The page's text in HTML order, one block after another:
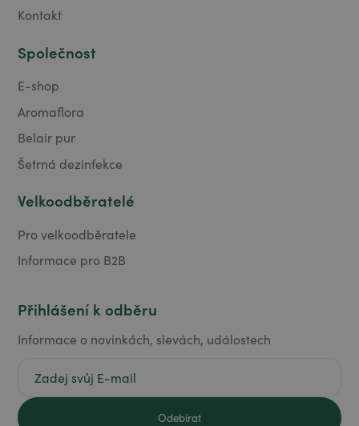
Kontakt
Společnost
E-shop
Aromaflora
Belair pur
Šetrná dezinfekce
Velkoodběratelé
Pro velkoodběratele
Informace pro B2B
Přihlášení k odběru
Informace o novinkách, slevách, událostech